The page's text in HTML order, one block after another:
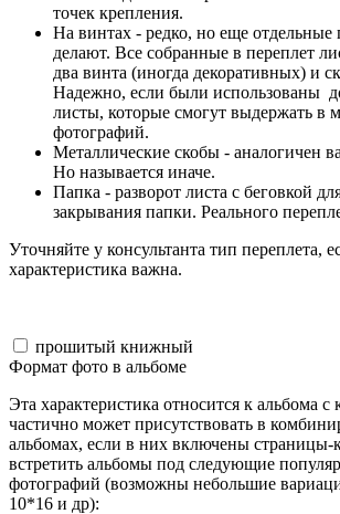
точек крепления.
На винтах - редко, но еще отдельные
делают. Все собранные в переплет
два винта (иногда декоративных) и
Надежно, если были использованы
листы, которые смогут выдержать в
фотографий.
Металлические скобы - аналогичен
Но называется иначе.
Папка - разворот листа с беговкой
закрывания папки. Реального
Уточняйте у консультанта тип переплета,
характеристика важна.
прошитый книжный
Формат фото в альбоме
Эта характеристика относится к альбома
частично может присутствовать в
альбомах, если в них включены
встретить альбомы под следующие
фотографий (возможны небольшие
10*16 и др):